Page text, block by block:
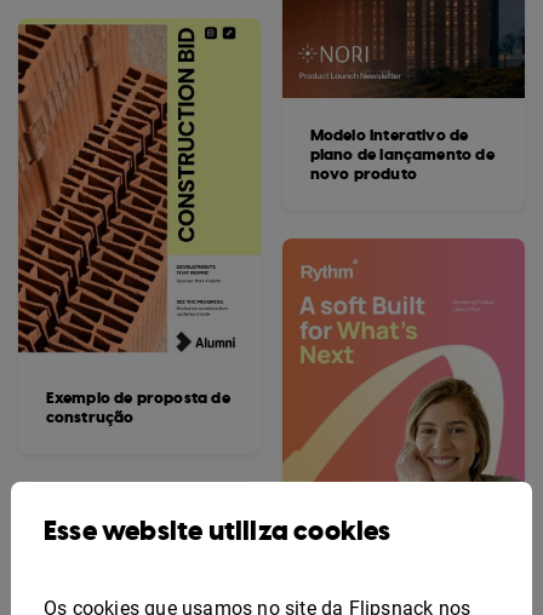
Exemplo de proposta de
construção
Modelo interativo de
plano de lançamento de
novo produto
Esse website utiliza cookies
Os cookies que usamos no site da Flipsnack nos